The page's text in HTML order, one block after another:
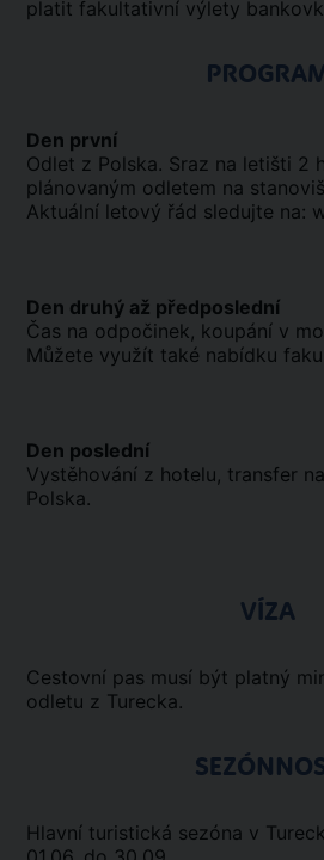
platit fakultativní výlety
Den první
Odlet z Polska. Sraz na letišti 2
plánovaným odletem na
Aktuální letový řád sledujte na:
Den druhý až předposlední
Čas na odpočinek, koupání v
Můžete využít také nabídku
Den poslední
Vystěhování z hotelu, transfer
Polska.
VÍZA
Cestovní pas musí být platný
odletu z Turecka.
Hlavní turistická sezóna v